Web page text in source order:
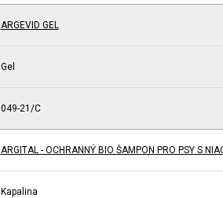
ARGEVID GEL
Gel
049-21/C
ARGITAL - OCHRANNÝ BIO ŠAMPON PRO PSY S
Kapalina